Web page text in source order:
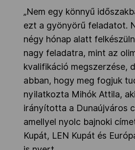
„Nem egy könnyű
ezt a gyönyörű feladatot.
négy hónap alatt
nagy feladatra, mint az
kvalifikáció megszerzése,
abban, hogy meg fogjuk
nyilatkozta Mihók Attila,
irányította a Dunaújváros
amellyel nyolc bajnoki
Kupát, LEN Kupát és